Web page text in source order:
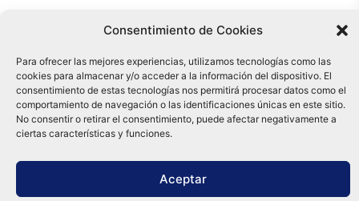
Consentimiento de Cookies
Para ofrecer las mejores experiencias, utilizamos tecnologías como las
cookies para almacenar y/o acceder a la información del dispositivo. El
consentimiento de estas tecnologías nos permitirá procesar datos como el
comportamiento de navegación o las identificaciones únicas en este sitio.
No consentir o retirar el consentimiento, puede afectar negativamente a
ciertas características y funciones.
Aceptar
Tu compra es respaldada por nuestro certificado SSL y operada bajo las
mejores prácticas de seguridad.
Distribuidora Tamex - México
e-commerce